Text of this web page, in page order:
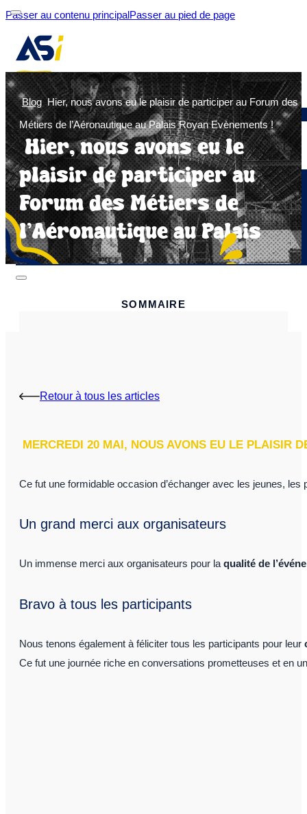
Passer au contenu principalPasser au pied de page
Nous contacter
Accueil
Qui sommes-nous
Offres d'emploi
Blog
Espace entreprise
Blog Hier, nous avons eu le plaisir de participer au Forum des
Métiers de l’Aéronautique au Palais Royan Evènements !
Hier, nous avons eu le
plaisir de participer au
Forum des Métiers de
l’Aéronautique au Palais
Royan Evènements !
SOMMAIRE
Retour à tous les articles
MERCREDI 20 MAI, NOUS AVONS EU LE PLAISIR
Ce fut une formidable occasion d’échanger avec les jeunes,
Un grand merci aux organisateurs
Un immense merci aux organisateurs pour la qualité de
Bravo à tous les participants
Nous tenons également à féliciter tous les participants pour leur
Ce fut une journée riche en conversations prometteuses et en